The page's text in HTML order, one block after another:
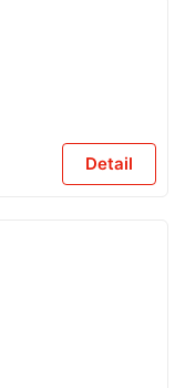
Detail